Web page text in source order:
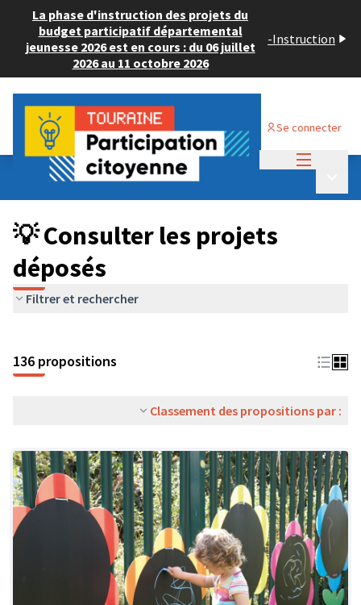
La phase d'instruction des projets du
budget participatif départemental
jeunesse 2026 est en cours : du 06 juillet
2026 au 11 octobre 2026
-Instruction
Se connecter
Budget Participatif JEUNESSE 2024
💡 Consulter les projets déposés
💡 Consulter les projets
déposés
Filtrer et rechercher
136 propositions
Classement des propositions par :